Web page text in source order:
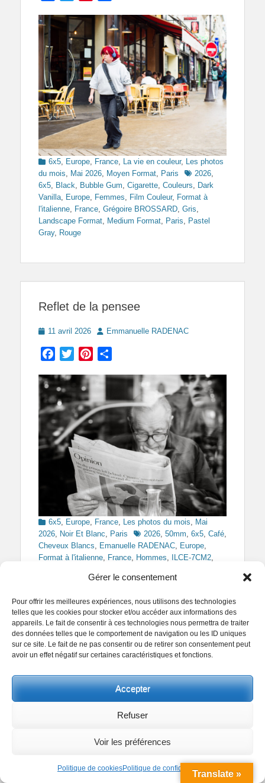
Gérer le consentement
Pour offrir les meilleures expériences, nous utilisons des technologies
telles que les cookies pour stocker et/ou accéder aux informations des
appareils. Le fait de consentir à ces technologies nous permettra de traiter
des données telles que le comportement de navigation ou les ID uniques
sur ce site. Le fait de ne pas consentir ou de retirer son consentement peut
avoir un effet négatif sur certaines caractéristiques et fonctions.
Accepter
Refuser
Voir les préférences
Politique de cookiesPolitique de confidentialité
Categories
6x5, Europe, France, La vie en couleur, Les photos
du mois, Mai 2026, Moyen Format, Paris Tags2026,
6x5, Black, Bubble Gum, Cigarette, Couleurs, Dark
Vanilla, Europe, Femmes, Film Couleur, Format à
l'italienne, France, Grégoire BROSSARD, Gris,
Landscape Format, Medium Format, Paris, Pastel
Gray, Rouge
Reflet de la pensee
Posted
11 avril 2026 AuthorEmmanuelle RADENAC
Facebook
TwitterPinterest
Categories
6x5 Europe France Les photos du mois
Mai
2026 Noir Et Blanc Paris Tags2026 50mm 6x5 Café
Cheveux Blancs
Emanuelle RADENAC Europe
Format à l'italienne France Hommes ILCE-7CM2
Medium Format,Monochrome,Morning ,
Posted
on
11 avril 2026 AuthorHelder VINAGRE
PinterestPartager
Translate »